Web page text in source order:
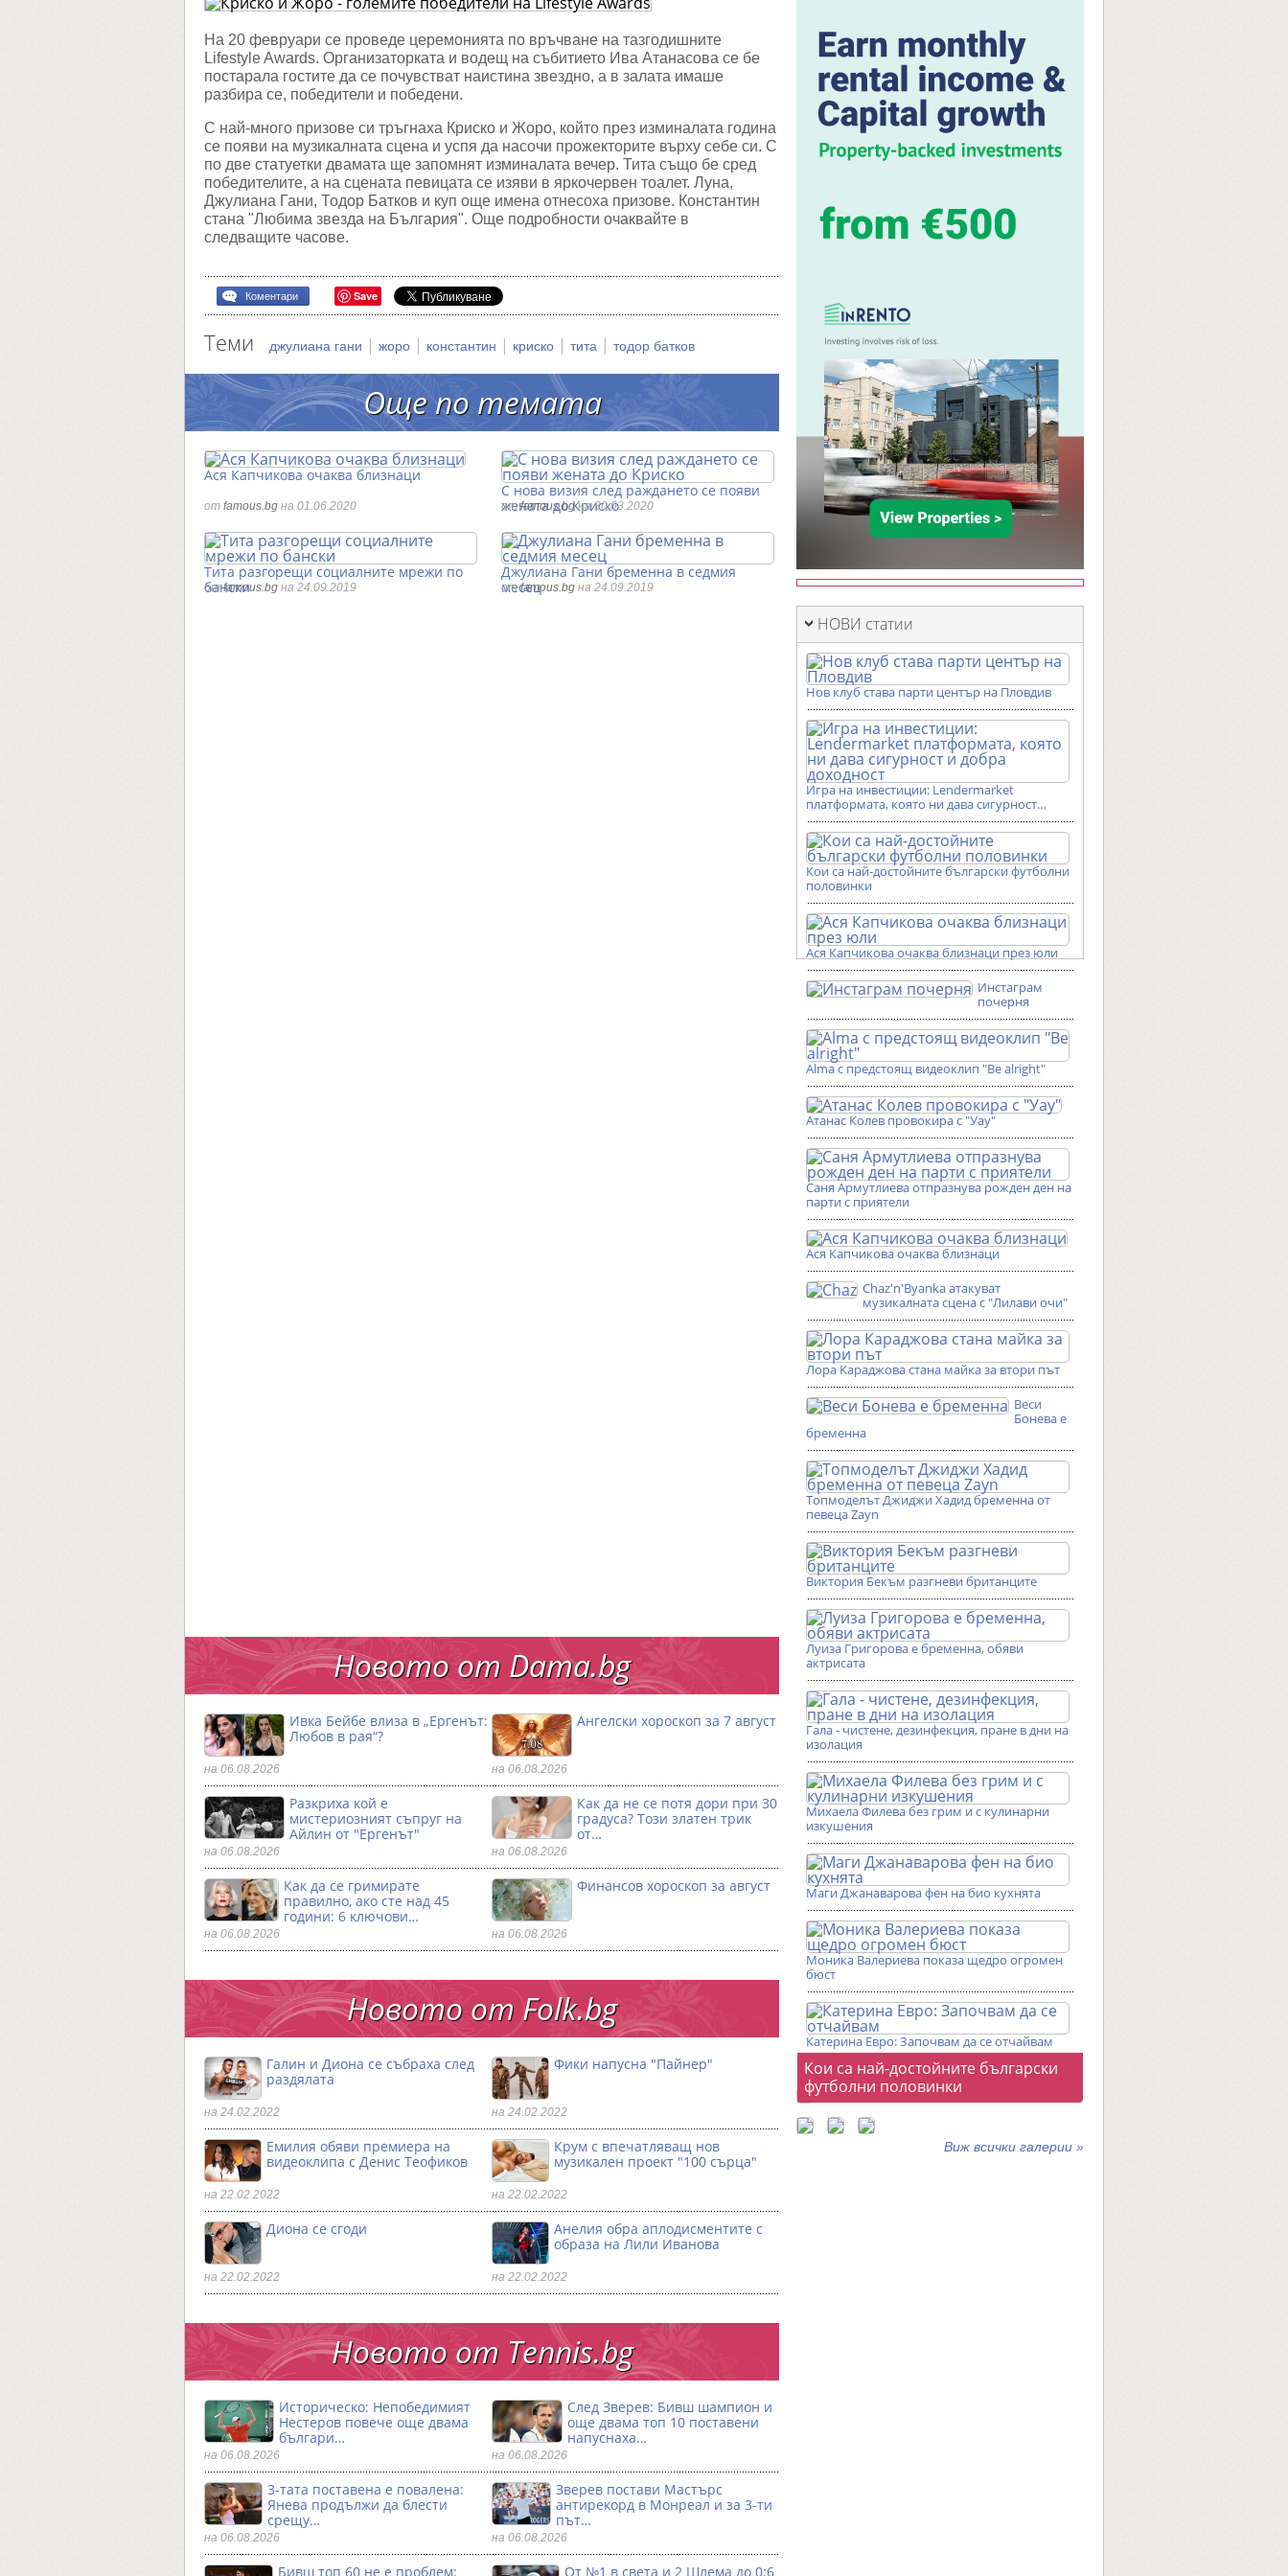
големите
Lifestyle
Awards
На 20 февруари се проведе церемонията по връчване на тазгодишните
Lifestyle Awards. Организаторката и водещ на събитието Ива Атанасова се бе
постарала гостите да се почувстват наистина звездно, а в залата имаше
разбира се, победители и победени.
С най-много призове си тръгнаха Криско и Жоро, който през изминалата година
се появи на музикалната сцена и успя да насочи прожекторите върху себе си. С
по две статуетки двамата ще запомнят изминалата вечер. Тита също бе сред
победителите, а на сцената певицата се изяви в яркочервен тоалет. Луна,
Джулиана Гани, Тодор Батков и куп още имена отнесоха призове. Константин
стана "Любима звезда на България". Още подробности очаквайте в
следващите часове.
Коментари Save
Теми джулиана гани | жоро | константин | криско | тита | тодор батков
Още по темата
Ася Капчикова очаква близнаци
от famous.bg на 01.06.2020
С нова визия след раждането се появи
жената до Криско
отfamous.bgна 30.03.2020
Тита разгорещи социалните мрежи по
бански
отfamous.bg на 24.09.2019
Джулиана Гани бременна в седмия
месец
отfamous.bg на 24.09.2019
Новото от Dama.bg
Ивка Бейбе влиза в „Ергенът:
Любов в рая“?
на 06.08.2026
Ангелски хороскоп за 7 август
на 06.08.2026
Разкриха кой е
мистериозният съпруг на
Айлин от "Ергенът"
на 06.08.2026
Как да не се потя дори при 30
градуса? Този златен трик
от…
на 06.08.2026
Как да се гримирате
правилно, ако сте над 45
години: 6 ключови…
на 06.08.2026
Финансов хороскоп за август
на 06.08.2026
Новото от Folk.bg
Галин и Диона се събраха след
раздялата
на 24.02.2022
Фики напусна "Пайнер"
на 24.02.2022
Емилия обяви премиера на
видеоклипа с Денис Теофиков
на 22.02.2022
Крум с впечатляващ нов
музикален проект "100 сърца"
на 22.02.2022
Диона се сгоди
на 22.02.2022
Анелия обра аплодисментите с
образа на Лили Иванова
на 22.02.2022
Новото от Тennis.bg
Историческо: Непобедимият
Нестеров повече още двама
българи…
на 06.08.2026
След Зверев: Бивш шампион и
още двама топ 10 поставени
напуснаха…
на 06.08.2026
3-тата поставена е повалена:
Янева продължи да блести
срещу…
на 06.08.2026
Зверев постави Мастърс
антирекорд в Монреал и за 3-ти
път…
на 06.08.2026
Бивш топ 60 не е проблем: От №1 в света и 2 Шлема до 0:6
НОВИ статии
Нов клуб става парти център на Пловдив
Игра на инвестиции: Lendermarket
платформата, която ни дава сигурност…
Кои са най-достойните български футболни
половинки
Ася Капчикова очаква близнаци през юли
Инстаграм
почерня
Alma с предстоящ видеоклип "Be alright"
Атанас Колев провокира с "Уау"
Саня Армутлиева отпразнува рожден ден на
парти с приятели
Ася Капчикова очаква близнаци
Chaz'n'Byanka атакуват
музикалната сцена с "Лилави очи"
Лора Караджова стана майка за втори път
Веси
Бонева е
бременна
Топмоделът Джиджи Хадид бременна от
певеца Zayn
Виктория Бекъм разгневи британците
Луиза Григорова е бременна, обяви
актрисата
Гала - чистене, дезинфекция, пране в дни на
изолация
Михаела Филева без грим и с кулинарни
изкушения
Маги Джанаварова фен на био кухнята
Моника Валериева показа щедро огромен
бюст
Катерина Евро: Започвам да се отчайвам
Фотогалерии
Кои са най-достойните български
футболни половинки
Виж всички галерии »